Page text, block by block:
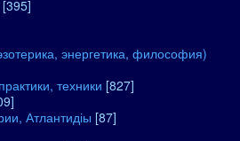
[395]
энергетика, философия)
техники [827]
Атлантидіы [87]